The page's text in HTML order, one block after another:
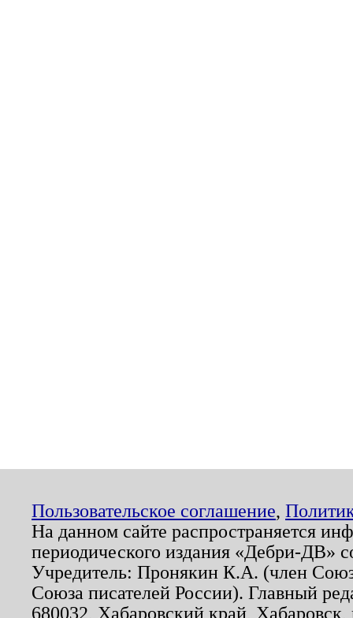
Пользовательское соглашение,
На данном сайте распространяется
периодического издания «Дебри-ДВ»
Учредитель: Пронякин К.А. (член
Союза писателей России). Главный
680032, Хабаровский край,